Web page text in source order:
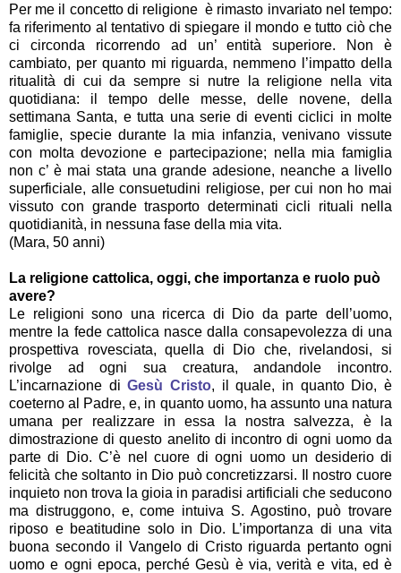
Per me il concetto di religione è rimasto invariato nel tempo:
fa riferimento al tentativo di spiegare il mondo e tutto ciò che
ci circonda ricorrendo ad un’ entità superiore. Non è
cambiato, per quanto mi riguarda, nemmeno l’impatto della
ritualità di cui da sempre si nutre la religione nella vita
quotidiana: il tempo delle messe, delle novene, della
settimana Santa, e tutta una serie di eventi ciclici in molte
famiglie, specie durante la mia infanzia, venivano vissute
con molta devozione e partecipazione; nella mia famiglia
non c’ è mai stata una grande adesione, neanche a livello
superficiale, alle consuetudini religiose, per cui non ho mai
vissuto con grande trasporto determinati cicli rituali nella
quotidianità, in nessuna fase della mia vita.
(Mara, 50 anni)
La religione cattolica, oggi, che importanza e ruolo può
avere?
Le religioni sono una ricerca di Dio da parte dell’uomo,
mentre la fede cattolica nasce dalla consapevolezza di una
prospettiva rovesciata, quella di Dio che, rivelandosi, si
rivolge ad ogni sua creatura, andandole incontro.
L’incarnazione diGesù Cristo, il quale, in quanto Dio, è
coeterno al Padre, e, in quanto uomo, ha assunto una natura
umana per realizzare in essa la nostra salvezza, è la
dimostrazione di questo anelito di incontro di ogni uomo da
parte di Dio. C’è nel cuore di ogni uomo un desiderio di
felicità che soltanto in Dio può concretizzarsi. Il nostro cuore
inquieto non trova la gioia in paradisi artificiali che seducono
ma distruggono, e, come intuiva S. Agostino, può trovare
riposo e beatitudine solo in Dio. L’importanza di una vita
buona secondo il Vangelo di Cristo riguarda pertanto ogni
uomo e ogni epoca, perché Gesù è via, verità e vita, ed è